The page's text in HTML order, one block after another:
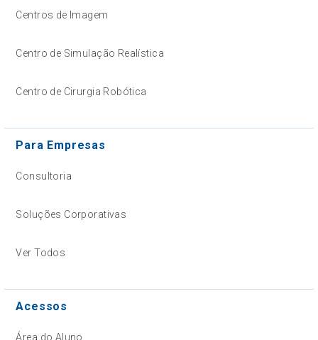
Centros de Imagem
Centro de Simulação Realística
Centro de Cirurgia Robótica
Para Empresas
Consultoria
Soluções Corporativas
Ver Todos
Acessos
Área do Aluno